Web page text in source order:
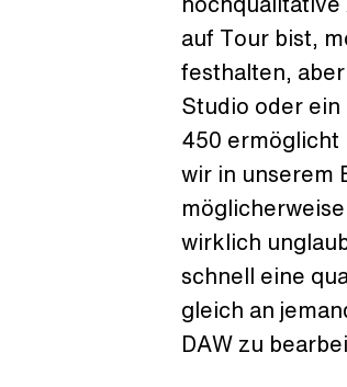
auf Tour bist,
festhalten,
Studio oder
450 ermöglicht
wir in unserem
wirklich
schnell eine
gleich an
DAW zu